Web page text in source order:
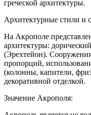
греческой архитектуры.
Архитектурные стили и
На Акрополе
архитектуры:
(Эрехтейон).
пропорций,
(колонны, капители,
декоративной отделкой.
Значение Акрополя: